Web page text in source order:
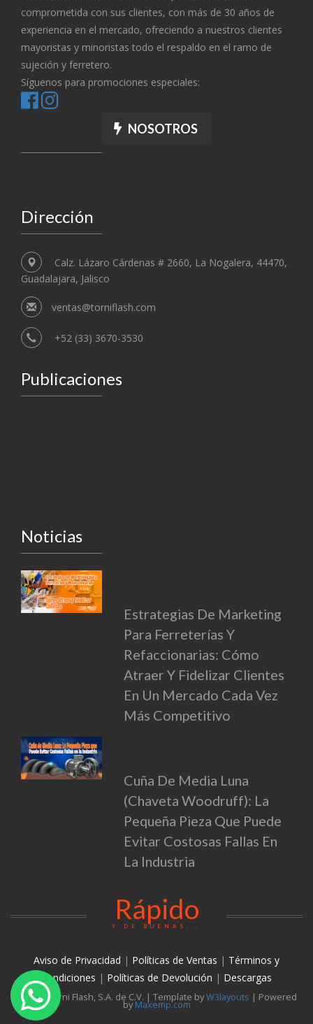
comprometida con sus clientes, con más de 30 años de
experiencia en el mercado, ofreciendo a nuestros clientes
mayoristas y minoristas todo el respaldo en el ramo de
sujeción y ferretero.
Síguenos para promociones especiales:
NOSOTROS
Dirección
Calz. Lázaro Cárdenas # 2660, La Nogalera, 44470,
Guadalajara, Jalisco
ventas@torniflash.com
+52 (33) 3670-3530
Publicaciones
Noticias
Estrategias De Marketing
Para Ferreterías Y
Refaccionarias: Cómo
Atraer Y Fidelizar Clientes
En Un Mercado Cada Vez
Más Competitivo
Cuña De Media Luna
(Chaveta Woodruff): La
Pequeña Pieza Que Puede
Evitar Costosas Fallas En
La Industria
Rápido
Y DE BUENAS...
Aviso de Privacidad | Políticas de Ventas | Términos y
condiciones | Políticas de Devolución | Descargas
© 2026 Torni Flash, S.A. de C.V. | Template byW3layouts | Powered
byMaxemp.com